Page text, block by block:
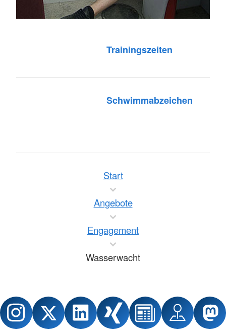
Trainingszeiten
Schwimmabzeichen
Start
Angebote
Engagement
Wasserwacht